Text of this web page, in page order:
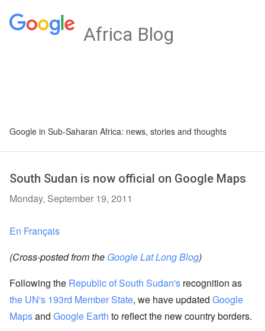
Africa Blog
Google in Sub-Saharan Africa: news, stories and thoughts
South Sudan is now official on Google Maps
Monday, September 19, 2011
En Français
(Cross-posted from the Google Lat Long Blog)
Following the Republic of South Sudan's recognition as
the UN's 193rd Member State, we have updated Google
Mapsand Google Earth to reflect the new country borders.